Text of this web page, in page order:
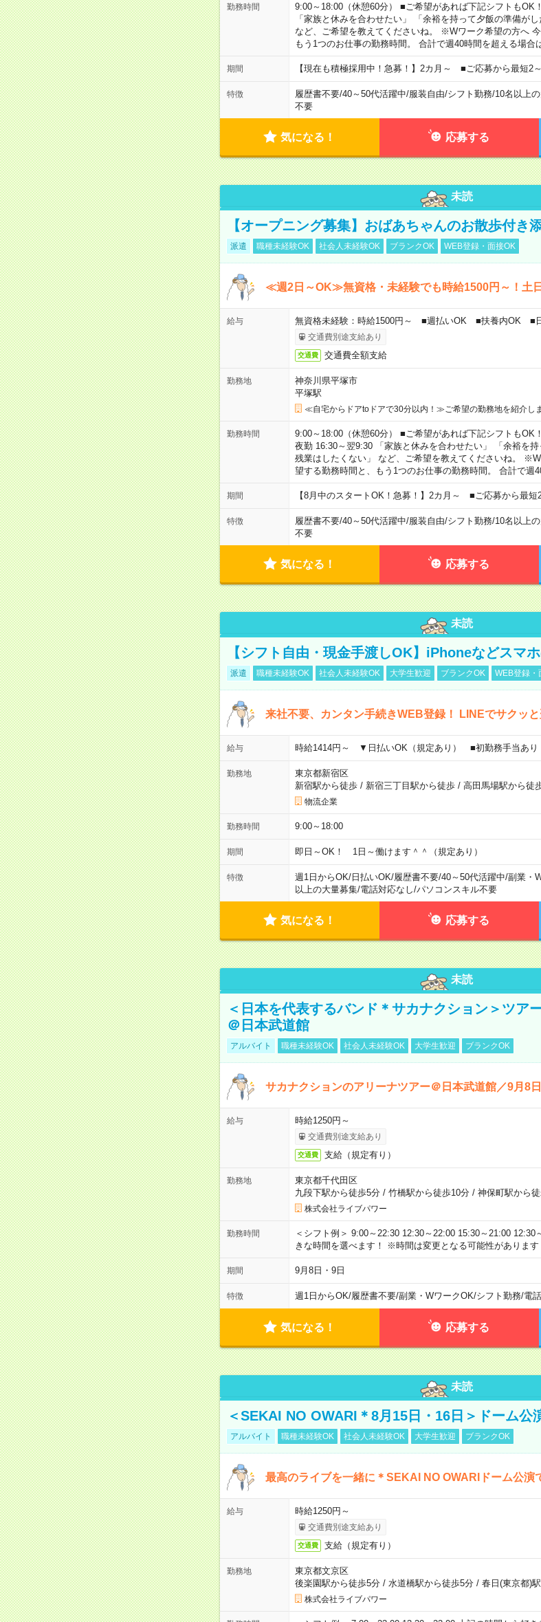
勤務時間
9:00～18:00（休憩60分） ■ご希望があれば下記シフトもOK
「家族と休みを合わせたい」 「余裕を持って夕飯の準備が
など、ご希望を教えてくださいね。 ※Wワーク希望の方へ
もう1つのお仕事の勤務時間。 合計で週40時間を超える場合
期間 【現在も積極採用中！急募！】2カ月～ ■ご応募から最短2
特徴 履歴書不要/40～50代活躍中/服装自由/シフト勤務/10名以上
不要
気になる！ 応募する
未読
【オープニング募集】おばあちゃんのお散歩付き
派遣 職種未経験OK 社会人未経験OK ブランクOK WEB登録・面接OK
≪週2日～OK≫無資格・未経験でも時給1500円～！土日
給与 無資格未経験：時給1500円～ ■週払いOK ■扶養内OK ■
交通費別途支給あり
交通費 交通費全額支給
勤務地
神奈川県平塚市
平塚駅
≪自宅からドアtoドアで30分以内！≫ご希望の勤務地を紹介しま
勤務時間
9:00～18:00（休憩60分） ■ご希望があれば下記シフトもOK
夜勤 16:30～翌9:30 「家族と休みを合わせたい」 「余裕を
残業はしたくない」 など、ご希望を教えてくださいね。
望する勤務時間と、もう1つのお仕事の勤務時間。 合計で週
期間 【8月中のスタートOK！急募！】2カ月～ ■ご応募から最短
特徴 履歴書不要/40～50代活躍中/服装自由/シフト勤務/10名以上
不要
気になる！ 応募する
未読
【シフト自由・現金手渡しOK】iPhoneなどスマ
派遣 職種未経験OK 社会人未経験OK 大学生歓迎 ブランクOK WEB登録・
来社不要、カンタン手続きWEB登録！ LINEでサクッと
給与 時給1414円～ ▼日払いOK（規定あり） ■初勤務手当あ
勤務地
東京都新宿区
新宿駅から徒歩/ 新宿三丁目駅から徒歩/ 高田馬場駅から徒
物流企業
勤務時間 9:00～18:00
期間 即日～OK！ 1日～働けます＾＾（規定あり）
特徴 週1日からOK/日払いOK/履歴書不要/40～50代活躍中/副業・
以上の大量募集/電話対応なし/パソコンスキル不要
気になる！ 応募する
未読
＜日本を代表するバンド＊サカナクション＞ツア
＠日本武道館
アルバイト 職種未経験OK 社会人未経験OK 大学生歓迎 ブランクOK
サカナクションのアリーナツアー＠日本武道館／9月8
給与 時給1250円～
交通費別途支給あり
交通費 支給（規定有り）
勤務地
東京都千代田区
九段下駅から徒歩5分/ 竹橋駅から徒歩10分/ 神保町駅から
株式会社ライブパワー
勤務時間
＜シフト例＞ 9:00～22:30 12:30～22:00 15:30～21:00
きな時間を選べます！ ※時間は変更となる可能性があります
期間 9月8日・9日
特徴 週1日からOK/履歴書不要/副業・WワークOK/シフト勤務/電
気になる！ 応募する
未読
＜SEKAI NO OWARI＊8月15日・16日＞ドーム公
アルバイト 職種未経験OK 社会人未経験OK 大学生歓迎 ブランクOK
最高のライブを一緒に＊SEKAI NO OWARIドーム公演
給与 時給1250円～
交通費別途支給あり
交通費 支給（規定有り）
勤務地
東京都文京区
後楽園駅から徒歩5分/ 水道橋駅から徒歩5分/ 春日(東京都)
株式会社ライブパワー